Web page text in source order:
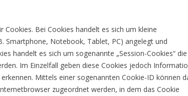
Bei Cookies handelt es sich um kleine
Smartphone, Notebook, Tablet, PC) angelegt und
handelt es sich um sogenannte „Session-Cookies“ die
Im Einzelfall geben diese Cookies jedoch
Mittels einer sogenannten Cookie-ID können
zugeordnet werden, in dem das Cookie